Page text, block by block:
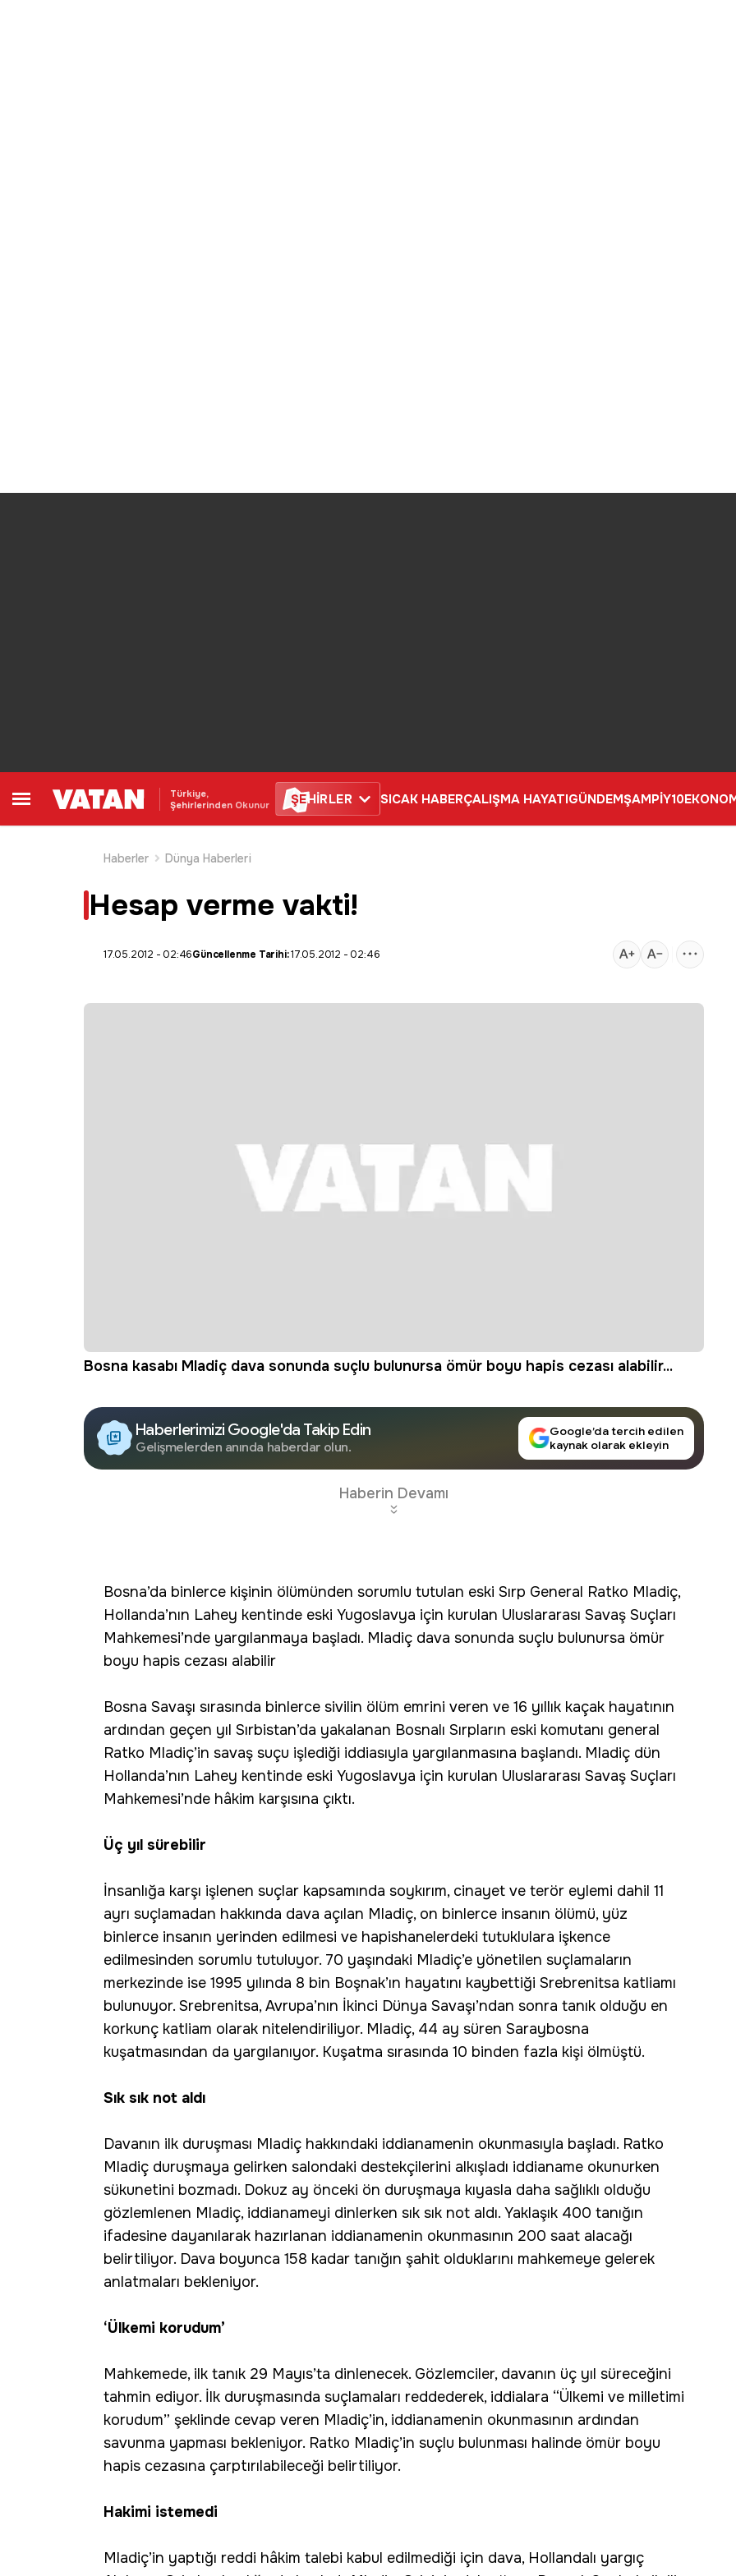
Türkiye,
Şehirlerinden Okunur
ŞEHİRLER SICAK HABERÇALIŞMA HAYATIGÜNDEMŞAMPİY10
Haberler
Dünya Haberleri
Hesap verme vakti!
17.05.2012 - 02:46Güncellenme Tarihi:17.05.2012 - 02:46
Bosna kasabı Mladiç dava sonunda suçlu bulunursa ömür boyu hapis cezası alabilir...
Haberlerimizi Google'da Takip Edin
Gelişmelerden anında haberdar olun.
Google’da tercih edilen
kaynak olarak ekleyin
Haberin Devamı
Bosna’da binlerce kişinin ölümünden sorumlu tutulan eski Sırp General Ratko Mladiç,
Hollanda’nın Lahey kentinde eski Yugoslavya için kurulan Uluslararası Savaş Suçları
Mahkemesi’nde yargılanmaya başladı. Mladiç dava sonunda suçlu bulunursa ömür
boyu hapis cezası alabilir
Bosna Savaşı sırasında binlerce sivilin ölüm emrini veren ve 16 yıllık kaçak hayatının
ardından geçen yıl Sırbistan’da yakalanan Bosnalı Sırpların eski komutanı general
Ratko Mladiç’in savaş suçu işlediği iddiasıyla yargılanmasına başlandı. Mladiç dün
Hollanda’nın Lahey kentinde eski Yugoslavya için kurulan Uluslararası Savaş Suçları
Mahkemesi’nde hâkim karşısına çıktı.
Üç yıl sürebilir
İnsanlığa karşı işlenen suçlar kapsamında soykırım, cinayet ve terör eylemi dahil 11
ayrı suçlamadan hakkında dava açılan Mladiç, on binlerce insanın ölümü, yüz
binlerce insanın yerinden edilmesi ve hapishanelerdeki tutuklulara işkence
edilmesinden sorumlu tutuluyor. 70 yaşındaki Mladiç’e yönetilen suçlamaların
merkezinde ise 1995 yılında 8 bin Boşnak’ın hayatını kaybettiği Srebrenitsa katliamı
bulunuyor. Srebrenitsa, Avrupa’nın İkinci Dünya Savaşı’ndan sonra tanık olduğu en
korkunç katliam olarak nitelendiriliyor. Mladiç, 44 ay süren Saraybosna
kuşatmasından da yargılanıyor. Kuşatma sırasında 10 binden fazla kişi ölmüştü.
Sık sık not aldı
Davanın ilk duruşması Mladiç hakkındaki iddianamenin okunmasıyla başladı. Ratko
Mladiç duruşmaya gelirken salondaki destekçilerini alkışladı iddianame okunurken
sükunetini bozmadı. Dokuz ay önceki ön duruşmaya kıyasla daha sağlıklı olduğu
gözlemlenen Mladiç, iddianameyi dinlerken sık sık not aldı. Yaklaşık 400 tanığın
ifadesine dayanılarak hazırlanan iddianamenin okunmasının 200 saat alacağı
belirtiliyor. Dava boyunca 158 kadar tanığın şahit olduklarını mahkemeye gelerek
anlatmaları bekleniyor.
‘Ülkemi korudum’
Mahkemede, ilk tanık 29 Mayıs’ta dinlenecek. Gözlemciler, davanın üç yıl süreceğini
tahmin ediyor. İlk duruşmasında suçlamaları reddederek, iddialara “Ülkemi ve milletimi
korudum” şeklinde cevap veren Mladiç’in, iddianamenin okunmasının ardından
savunma yapması bekleniyor. Ratko Mladiç’in suçlu bulunması halinde ömür boyu
hapis cezasına çarptırılabileceği belirtiliyor.
Hakimi istemedi
Mladiç’in yaptığı reddi hâkim talebi kabul edilmediği için dava, Hollandalı yargıç